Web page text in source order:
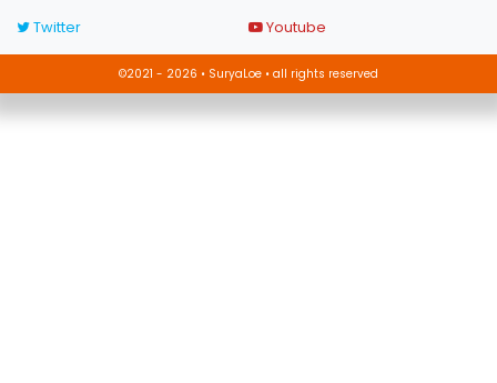
Twitter
Youtube
©2021 - 2026 • SuryaLoe • all rights reserved